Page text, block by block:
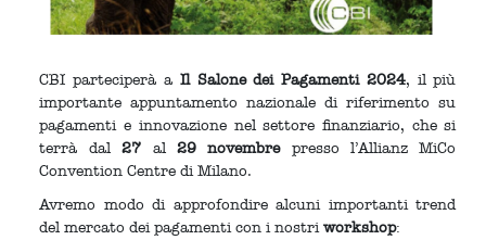
CBI parteciperà a Il Salone dei Pagamenti 2024, il più
importante appuntamento nazionale di riferimento su
pagamenti e innovazione nel settore finanziario, che si
terrà dal27 al 29 novembrepresso l’Allianz MiCo
Convention Centre di Milano.
Avremo modo di approfondire alcuni importanti trend
del mercato dei pagamenti con i nostriworkshop: